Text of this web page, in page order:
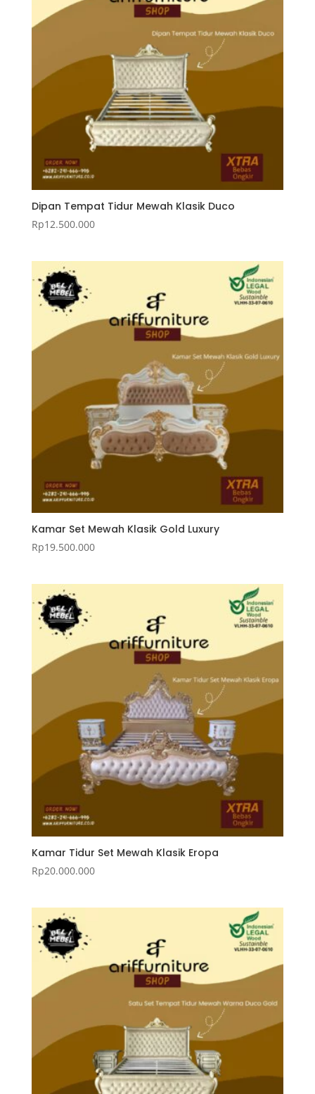
Dipan Tempat Tidur Mewah Klasik Duco
Rp12.500.000
Kamar Set Mewah Klasik Gold Luxury
Rp19.500.000
Kamar Tidur Set Mewah Klasik Eropa
Rp20.000.000